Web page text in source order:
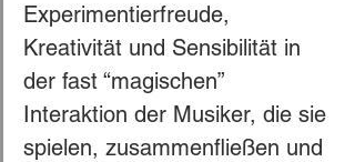
Experimentierfreude,
Kreativität und Sensibilität in
der fast “magischen”
Interaktion der Musiker, die sie
spielen, zusammenfließen und